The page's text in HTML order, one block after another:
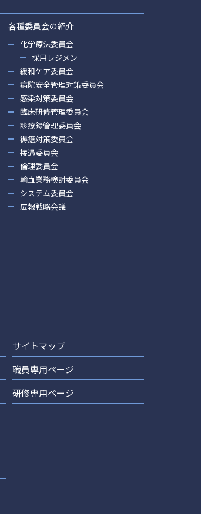
各種委員会の紹介
化学療法委員会
採用レジメン
緩和ケア委員会
病院安全管理対策委員会
感染対策委員会
臨床研修管理委員会
診療録管理委員会
褥瘡対策委員会
接遇委員会
倫理委員会
輸血業務検討委員会
システム委員会
広報戦略会議
サイトマップ
職員専用ページ
研修専用ページ